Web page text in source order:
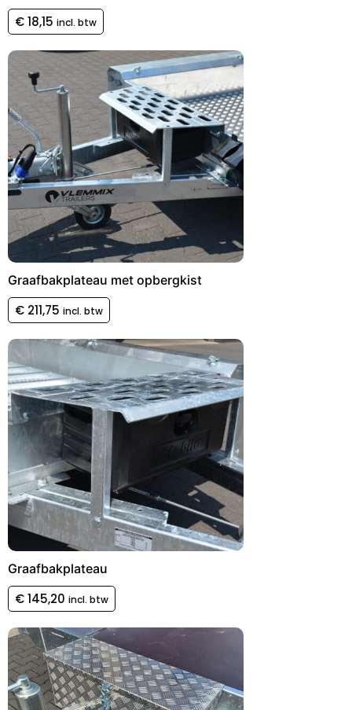
€18,15 incl. btw
Graafbakplateau met opbergkist
€ 211,75 incl. btw
Graafbakplateau
€145,20 incl. btw